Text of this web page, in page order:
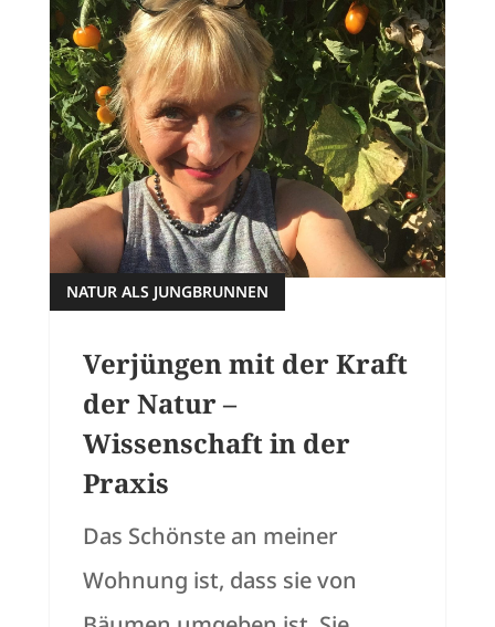
Verjüngen mit der Kraft
der Natur –
Wissenschaft in der
Praxis
NATUR ALS JUNGBRUNNEN
Das Schönste an meiner
Wohnung ist, dass sie von